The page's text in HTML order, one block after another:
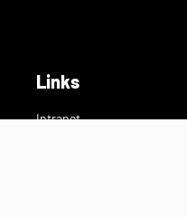
Links
Intranet